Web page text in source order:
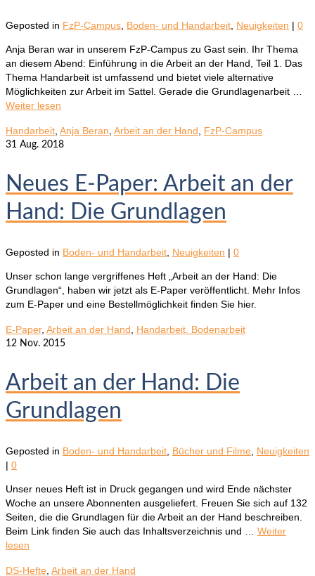
Geposted in FzP-Campus Boden- und Handarbeit Neuigkeiten | 0
Anja Beran war in unserem FzP-Campus zu Gast sein. Ihr Thema
an diesem Abend: Einführung in die Arbeit an der Hand, Teil 1. Das
Thema Handarbeit ist umfassend und bietet viele alternative
Möglichkeiten zur Arbeit im Sattel. Gerade die Grundlagenarbeit …
Weiter lesen
Handarbeit Anja Beran Arbeit an der Hand FzP-Campus
31 Aug. 2018
Neues E-Paper: Arbeit an der
Hand: Die Grundlagen
Geposted in Boden- und Handarbeit Neuigkeiten | 0
Unser schon lange vergriffenes Heft „Arbeit an der Hand: Die
Grundlagen“, haben wir jetzt als E-Paper veröffentlicht. Mehr Infos
zum E-Paper und eine Bestellmöglichkeit finden Sie hier.
E-Paper, Arbeit an der Hand Handarbeit. Bodenarbeit
12 Nov. 2015
Arbeit an der Hand: Die
Grundlagen
Geposted in Boden- und Handarbeit Bücher und Filme Neuigkeiten
| 0
Unser neues Heft ist in Druck gegangen und wird Ende nächster
Woche an unsere Abonnenten ausgeliefert. Freuen Sie sich auf 132
Seiten, die die Grundlagen für die Arbeit an der Hand beschreiben.
Beim Link finden Sie auch das Inhaltsverzeichnis und … Weiter
lesen
DS-Hefte Arbeit an der Hand